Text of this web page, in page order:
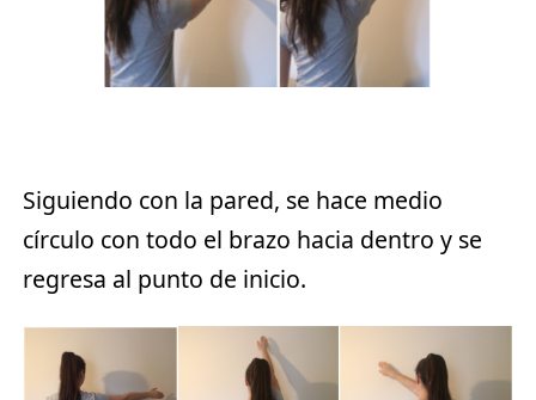
Siguiendo con la pared, se hace medio
círculo con todo el brazo hacia dentro y se
regresa al punto de inicio.